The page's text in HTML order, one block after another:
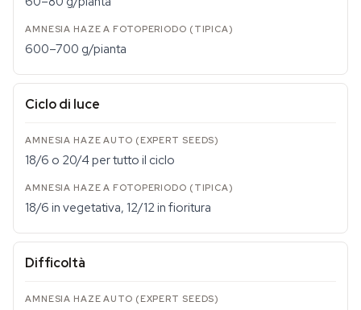
600–700 g/pianta
Ciclo di luce
18/6 o 20/4 per tutto il ciclo
18/6 in vegetativa, 12/12 in fioritura
Difficoltà